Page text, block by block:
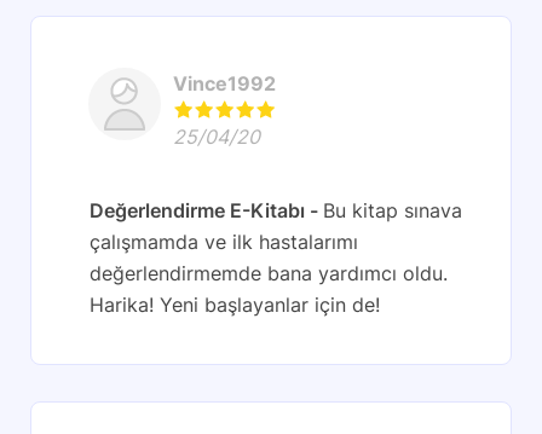
Vince1992
25/04/20
Değerlendirme E-Kitabı
Bu kitap sınava
çalışmamda ve ilk hastalarımı
değerlendirmemde bana yardımcı oldu.
Harika! Yeni başlayanlar için de!